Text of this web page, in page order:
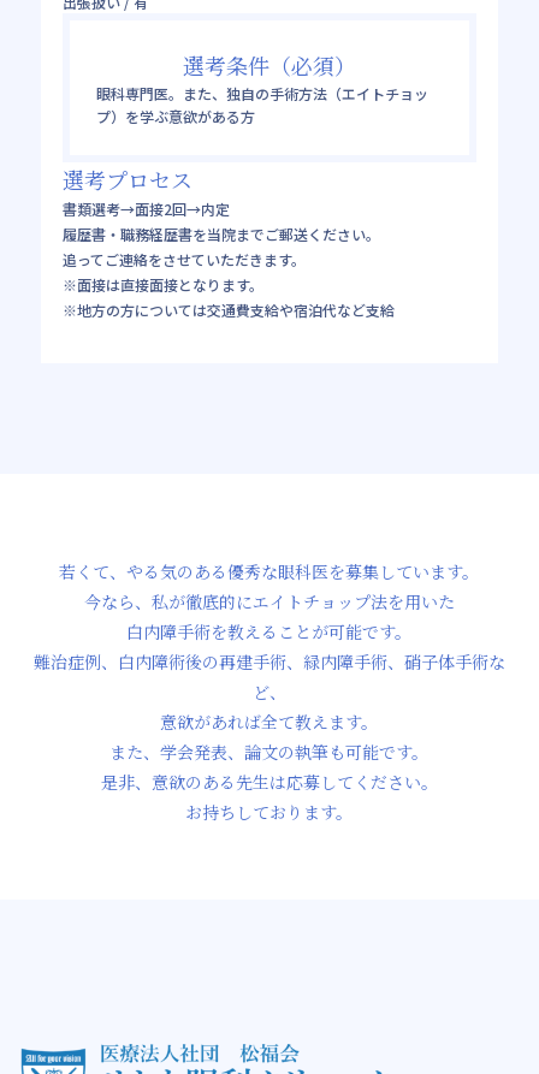
選考条件（必須）
眼科専門医。また、独自の手術方法（エイトチョッ
プ）を学ぶ意欲がある方
選考プロセス
書類選考→面接2回→内定
履歴書・職務経歴書を当院までご郵送ください。
追ってご連絡をさせていただきます。
※面接は直接面接となります。
※地方の方については交通費支給や宿泊代など支給
若くて、やる気のある優秀な眼科医を募集しています。
今なら、私が徹底的にエイトチョップ法を用いた
白内障手術を教えることが可能です。
難治症例、白内障術後の再建手術、緑内障手術、硝子体手術な
ど、
意欲があれば全て教えます。
また、学会発表、論文の執筆も可能です。
是非、意欲のある先生は応募してください。
お持ちしております。